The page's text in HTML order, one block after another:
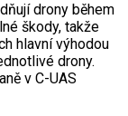
drony během
škody, takže
hlavní výhodou
drony.
v C-UAS